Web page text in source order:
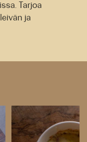
Tarjoa
ja